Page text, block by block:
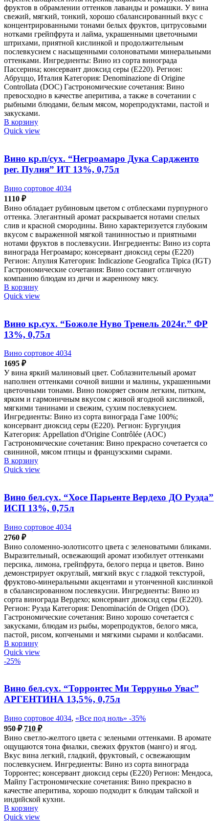
фруктов в обрамлении оттенков лаванды и ромашки. У вина
свежий, мягкий, тонкий, хорошо сбалансированный вкус с
концентрированными тонами белых фруктов, цитрусовыми
нотками грейпфрута и лайма, украшенными цветочными
штрихами, приятной кислинкой и продолжительным
послевкусием с насыщенными солоноватыми минеральными
оттенками. Ингредиенты: Вино из сорта винограда
Пассерина; консервант диоксид серы (Е220). Регион:
Абруццо, Италия Категория: Denominazione di Origine
Controllata (DOC) Гастрономические сочетания: Вино
превосходно в качестве аперитива, а также в сочетании с
рыбными блюдами, белым мясом, морепродуктами, пастой и
закусками.
В корзину
Quick view
Вино кр.п/сух. “Негроамаро Дука Сардженто
рег. Пулия” ИТ 13%, 0,75л
Вино сортовое 4034
1110 ₽
Вино обладает рубиновым цветом с отблесками пурпурного
оттенка. Элегантный аромат раскрывается нотами спелых
слив и красной смородины. Вино характеризуется глубоким
вкусом с выраженной мягкой танинностью и приятными
нотами фруктов в послевкусии. Ингредиенты: Вино из сорта
винограда Негроамаро; консервант диоксид серы (Е220)
Регион: Апулия Категория: Indicazione Geografica Tipica (IGT)
Гастрономические сочетания: Вино составит отличную
компанию блюдам из дичи и жаренному мясу.
В корзину
Quick view
Вино кр.сух. “Божоле Нуво Тренель 2024г.” ФР
13%, 0,75л
Вино сортовое 4034
1695 ₽
У вина яркий малиновый цвет. Соблазнительный аромат
наполнен оттенками сочной вишни и малины, украшенными
цветочными тонами. Вино покоряет своим легким, питким,
ярким и гармоничным вкусом с живой ягодной кислинкой,
мягкими танинами и свежим, сухим послевкусием.
Ингредиенты: Вино из сорта винограда Гаме 100%;
консервант диоксид серы (Е220). Регион: Бургундия
Категория: Appellation d'Origine Contrôlée (AOC)
Гастрономические сочетания: Вино прекрасно сочетается со
свининой, мясом птицы и французскими сырами.
В корзину
Quick view
Вино бел.сух. “Хосе Парьенте Вердехо ДО Руэда”
ИСП 13%, 0,75л
Вино сортовое 4034
2760 ₽
Вино соломенно-золотисотго цвета с зеленоватыми бликами.
Выразительный, освежающий аромат изобилует оттенками
персика, лимона, грейпфрута, белого перца и цветов. Вино
демонстрирует округлый, мягкий вкус с гладкой текстурой,
фруктово-минеральными акцентами и утонченной кислинкой
в сбалансированном послевкусии. Ингредиенты: Вино из
сорта винограда Вердехо; консервант диоксид серы (Е220).
Регион: Руэда Категория: Denominación de Origen (DO).
Гастрономические сочетания: Вино хорошо сочетается с
закусками, блюдам из рыбы, морепродуктов, белого мяса,
пастой, рисом, копчеными и мягкими сырами и колбасами.
В корзину
Quick view
-25%
Вино бел.сух. “Торронтес Ми Терруньо Увас”
АРГЕНТИНА 13,5%, 0,75л
Вино сортовое 4034, «Все под ноль» -35%
950₽ Первоначальная
цена
составляла
950 ₽.
710 ₽Текущая
цена:
710 ₽.
Вино светло-желтого цвета с зелеными оттенками. В аромате
ощущаются тона фиалки, свежих фруктов (манго) и ягод.
Вкус вина легкий, гладкий, фруктовый, с освежающим
послевкусием. Ингредиенты: Вино из сорта винограда
Торронтес; консервант диоксид серы (Е220) Регион: Мендоса,
Майпу Гастрономические сочетания: Вино прекрасно в
качестве аперитива, хорошо подходит к блюдам тайской и
индийской кухни.
В корзину
Quick view